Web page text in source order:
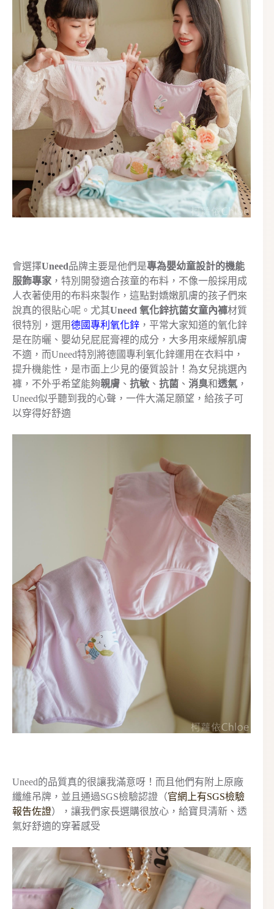
會選擇Uneed品牌主要是他們是專為嬰幼童設計的機能
服飾專家 ，特別開發適合孩童的布料，不像一般採用成
人衣著使用的布料來製作，這點對嬌嫩肌膚的孩子們來
說真的很貼心呢。尤其Uneed 氧化鋅抗菌女童內褲材質
很特別，選用德國專利氧化鋅 ，平常大家知道的氧化鋅
是在防曬、嬰幼兒屁屁膏裡的成分，大多用來緩解肌膚
不適，而Uneed特別將德國專利氧化鋅運用在衣料中，
提升機能性，是市面上少見的優質設計！為女兒挑選內
褲，不外乎希望能夠親膚 、 抗敏 、 抗菌 、 消臭和透氣 ，
Uneed似乎聽到我的心聲，一件大滿足願望，給孩子可
以穿得好舒適
Uneed的品質真的很讓我滿意呀！而且他們有附上原廠
纖維吊牌，並且通過SGS檢驗認證（官網上有SGS檢驗
報告佐證），讓我們家長選購很放心，給寶貝清新、透
氣好舒適的穿著感受